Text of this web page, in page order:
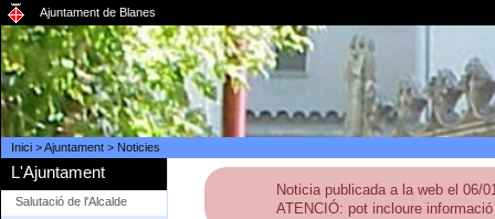
Ajuntament de Blanes
Inici>Ajuntament> Noticies
L'Ajuntament
Salutació de l'Alcalde
Noticia publicada a la web el 06/
ATENCIÓ: pot incloure